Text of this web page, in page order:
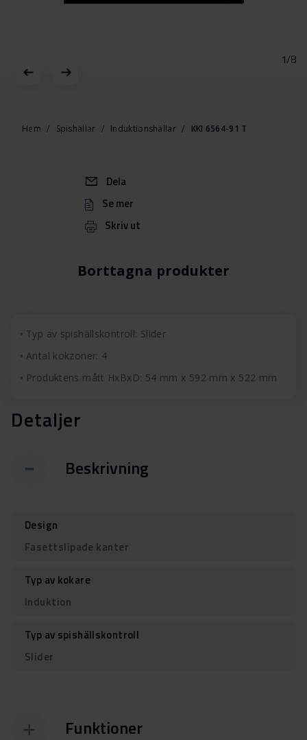
1/8
början
Hem Spishällar Induktionshällar KKI 6564-91 T
Borttagna produkter
Dela
Se mer
Skriv ut
Typ av spishällskontroll: Slider
Antal kokzoner: 4
Produktens mått HxBxD: 54 mm x 592 mm x 522 mm
Detaljer
Beskrivning
Design
Fasettslipade kanter
Typ av kokare
Induktion
Typ av spishällskontroll
Slider
Funktioner